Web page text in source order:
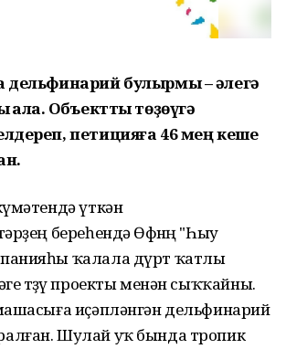
дельфинарий булырмы – әлегә
ҡала. Объектты төҙөүгә
петицияға 46 мең кеше
үткән
береһендә Өфөнөң "Һыу
ҡалала дүрт ҡатлы
төҙөү проекты менән сыҡҡайны.
иҫәпләнгән дельфинарий
Шулай уҡ бында тропик